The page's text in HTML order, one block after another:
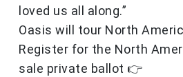
loved us all along.”
Oasis will tour North
Register for the North
sale private ballot 👉